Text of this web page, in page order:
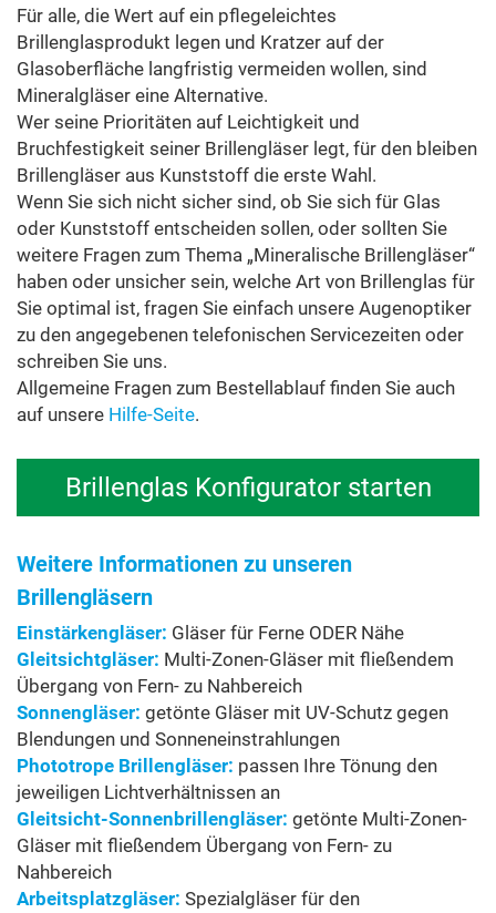
Für alle, die Wert auf ein pflegeleichtes
Brillenglasprodukt legen und Kratzer auf der
Glasoberfläche langfristig vermeiden wollen, sind
Mineralgläser eine Alternative.
Wer seine Prioritäten auf Leichtigkeit und
Bruchfestigkeit seiner Brillengläser legt, für den bleiben
Brillengläser aus Kunststoff die erste Wahl.
Wenn Sie sich nicht sicher sind, ob Sie sich für Glas
oder Kunststoff entscheiden sollen, oder sollten Sie
weitere Fragen zum Thema „Mineralische Brillengläser“
haben oder unsicher sein, welche Art von Brillenglas für
Sie optimal ist, fragen Sie einfach unsere Augenoptiker
zu den angegebenen telefonischen Servicezeiten oder
schreiben Sie uns.
Allgemeine Fragen zum Bestellablauf finden Sie auch
auf unsere Hilfe-Seite.
Brillenglas Konfigurator starten
Weitere Informationen zu unseren
Brillengläsern
Einstärkengläser: Gläser für Ferne ODER Nähe
Gleitsichtgläser: Multi-Zonen-Gläser mit fließendem
Übergang von Fern- zu Nahbereich
Sonnengläser: getönte Gläser mit UV-Schutz gegen
Blendungen und Sonneneinstrahlungen
Phototrope Brillengläser: passen Ihre Tönung den
jeweiligen Lichtverhältnissen an
Gleitsicht-Sonnenbrillengläser: getönte Multi-Zonen-
Gläser mit fließendem Übergang von Fern- zu
Nahbereich
Arbeitsplatzgläser: Spezialgläser für den